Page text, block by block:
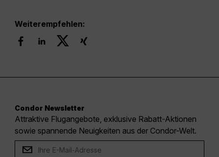
Weiterempfehlen:
Condor Newsletter
Attraktive Flugangebote, exklusive Rabatt-Aktionen
sowie spannende Neuigkeiten aus der Condor-Welt.